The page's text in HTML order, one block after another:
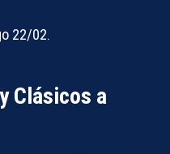
22/02.
Clásicos a